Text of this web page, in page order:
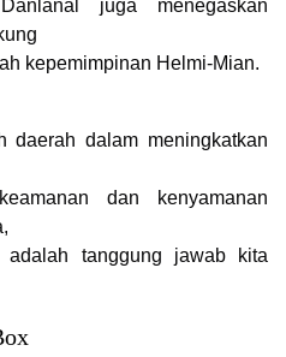
juga menegaskan
kepemimpinan Helmi-Mian.
daerah dalam meningkatkan
dan kenyamanan
adalah tanggung jawab kita